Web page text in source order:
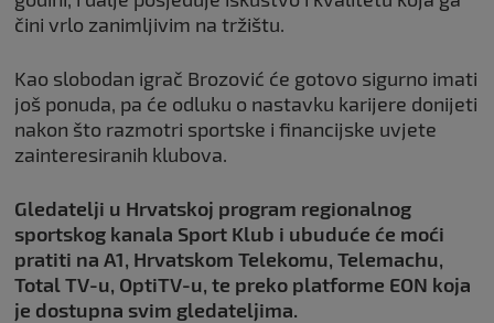
čini vrlo zanimljivim na tržištu.
Kao slobodan igrač Brozović će gotovo sigurno imati
još ponuda, pa će odluku o nastavku karijere donijeti
nakon što razmotri sportske i financijske uvjete
zainteresiranih klubova.
Gledatelji u Hrvatskoj program regionalnog
sportskog kanala Sport Klub i ubuduće će moći
pratiti na A1, Hrvatskom Telekomu, Telemachu,
Total TV-u, OptiTV-u, te preko platforme EON koja
je dostupna svim gledateljima.